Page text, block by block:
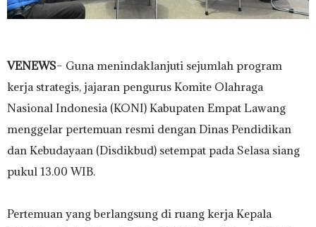
VENEWS– Guna menindaklanjuti sejumlah program
kerja strategis, jajaran pengurus Komite Olahraga
Nasional Indonesia (KONI) Kabupaten Empat Lawang
menggelar pertemuan resmi dengan Dinas Pendidikan
dan Kebudayaan (Disdikbud) setempat pada Selasa siang
pukul 13.00 WIB.
‎​Pertemuan yang berlangsung di ruang kerja Kepala